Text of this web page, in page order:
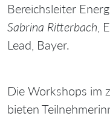
Bereichsleiter
Sabrina Ritterbach ,
Lead, Bayer.
Die Workshops im
bieten